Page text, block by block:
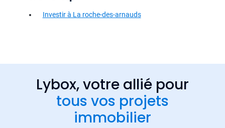
Investir à La roche-des-arnauds
Lybox, votre allié pour
tous vos projets
immobilier